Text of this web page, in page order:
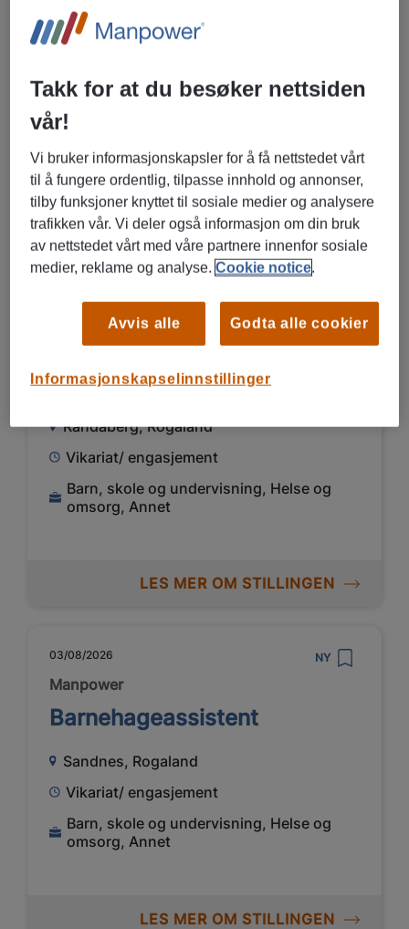
Manpower
Barnehageassistent
Bergen, Vestland
Vikariat/ engasjement
Barn, skole og undervisning, Helse og
omsorg, Annet
LES MER OM STILLINGEN
03/08/2026 NY
Manpower
Barnehageassistent
Randaberg, Rogaland
Vikariat/ engasjement
Barn, skole og undervisning, Helse og
omsorg, Annet
LES MER OM STILLINGEN
03/08/2026 NY
Manpower
Barnehageassistent
Sandnes, Rogaland
Vikariat/ engasjement
Barn, skole og undervisning, Helse og
omsorg, Annet
LES MER OM STILLINGEN
Takk for at du besøker nettsiden
vår!
Vi bruker informasjonskapsler for å få nettstedet vårt
til å fungere ordentlig, tilpasse innhold og annonser,
tilby funksjoner knyttet til sosiale medier og analysere
trafikken vår. Vi deler også informasjon om din bruk
av nettstedet vårt med våre partnere innenfor sosiale
medier, reklame og analyse.Cookie notice.
Informasjonskapselinnstillinger
Avvis alle Godta alle cookier